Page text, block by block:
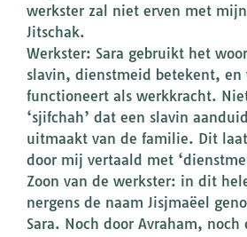
werkster zal niet erven met
Jitschak.
Werkster: Sara gebruikt het
slavin, dienstmeid betekent, en
functioneert als werkkracht.
‘sjifchah’ dat een slavin
uitmaakt van de familie. Dit
door mij vertaald met
Zoon van de werkster: in dit
nergens de naam Jisjmaëel
Sara. Noch door Avraham,